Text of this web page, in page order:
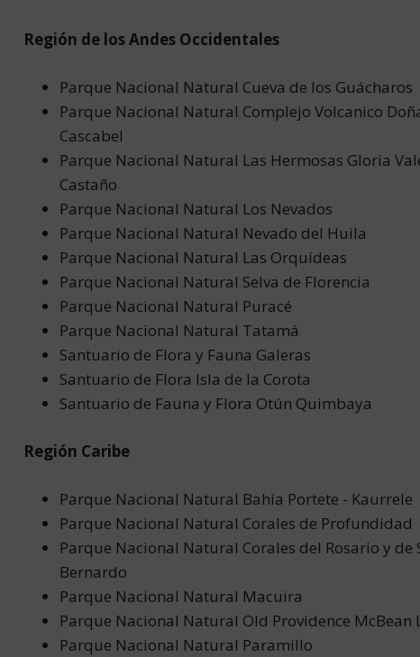
Región de los Andes Occidentales
Parque Nacional Natural Cueva de los Guácharos
Parque Nacional Natural Complejo Volcanico
Cascabel
Parque Nacional Natural Las Hermosas Gloria
Castaño
Parque Nacional Natural Los Nevados
Parque Nacional Natural Nevado del Huila
Parque Nacional Natural Las Orquídeas
Parque Nacional Natural Selva de Florencia
Parque Nacional Natural Puracé
Parque Nacional Natural Tatamá
Santuario de Flora y Fauna Galeras
Santuario de Flora Isla de la Corota
Santuario de Fauna y Flora Otún Quimbaya
Región Caribe
Parque Nacional Natural Bahía Portete - Kaurrele
Parque Nacional Natural Corales de Profundidad
Parque Nacional Natural Corales del Rosario y de
Bernardo
Parque Nacional Natural Macuira
Parque Nacional Natural Old Providence McBean
Parque Nacional Natural Paramillo